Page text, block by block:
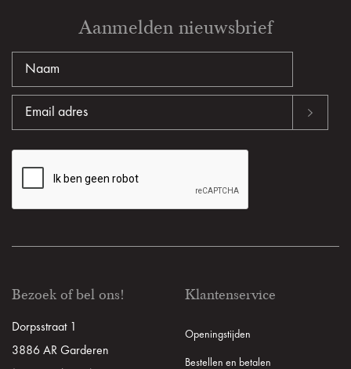
Aanmelden nieuwsbrief
Bezoek of bel ons!
Dorpsstraat 1
3886 AR Garderen
Klantenservice
Openingstijden
Bestellen en betalen